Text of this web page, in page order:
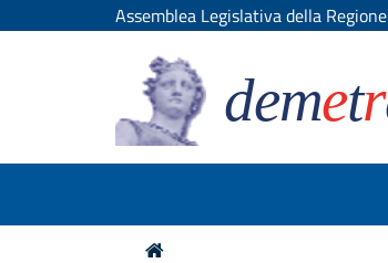
Assemblea Legislativa della
demetr